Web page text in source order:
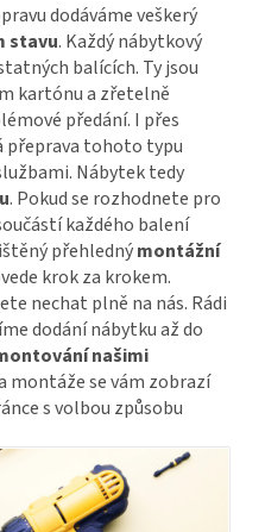
dodáváme veškerý
stavu. Každý nábytkový
balících. Ty jsou
kartónu a zřetelně
předání. I přes
přeprava tohoto typu
Nábytek tedy
. Pokud se rozhodnete pro
každého balení
přehlednýmontážní
krok za krokem.
nechat plně na nás. Rádi
dodání nábytku až do
našimi
montáže se vám zobrazí
s volbou způsobu